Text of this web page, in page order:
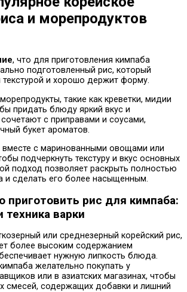
и морепродуктов
, что для приготовления кимпаба
подготовленный рис, который
и хорошо держит форму.
такие как креветки, мидии
придать блюду яркий вкус и
с приправами и соусами,
букет ароматов.
вместе с маринованными овощами или
подчеркнуть текстуру и вкус основных
подход позволяет раскрыть полностью
и сделать его более насыщенным.
приготовить рис для кимпаба:
техника варки
или среднезерный корейский рис,
более высоким содержанием
нужную липкость блюда.
желательно покупать у
или в азиатских магазинах, чтобы
смесей, содержащих добавки и лишний